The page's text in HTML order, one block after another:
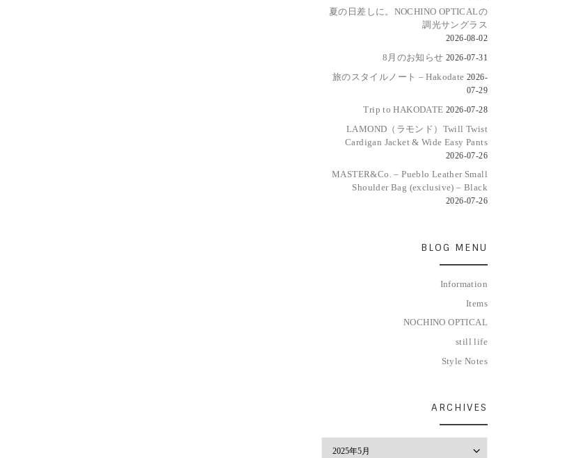
夏の日差しに。NOCHINO OPTICALの
調光サングラス
2026-08-02
8月のお知らせ 2026-07-31
旅のスタイルノート – Hakodate 2026-
07-29
Trip to HAKODATE 2026-07-28
LAMOND（ラモンド）Twill Twist
Cardigan Jacket & Wide Easy Pants
2026-07-26
MASTER&Co. – Pueblo Leather Small
Shoulder Bag (exclusive) – Black
2026-07-26
BLOG MENU
Information
Items
NOCHINO OPTICAL
still life
Style Notes
ARCHIVES